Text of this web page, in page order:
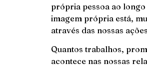
própria pessoa ao longo
imagem própria está,
através das nossas
Quantos trabalhos,
acontece nas nossas